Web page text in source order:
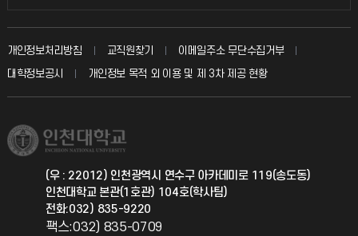
입학안내
취업정보(학생)
칭찬마당
학생서비스 지킴이
총동문회
교수회
교육혁신본부
국제지원과
공자아카데미
개인정보처리방침 교직원찾기
이메일주소 무단수집거부
대학정보공시
개인정보 목적 외 이용 및 제 3차 제공 현황
(우 : 22012) 인천광역시 연수구 아카데미로 119(송도동)
인천대학교 본관(1호관) 104호(학사팀)
전화:032) 835-9220
팩스:032) 835-0709